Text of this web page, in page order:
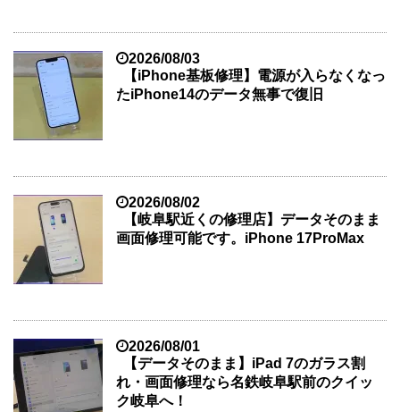
2026/08/03
【iPhone基板修理】電源が入らなくなっ
たiPhone14のデータ無事で復旧
2026/08/02
【岐阜駅近くの修理店】データそのまま
画面修理可能です。iPhone 17ProMax
2026/08/01
【データそのまま】iPad 7のガラス割
れ・画面修理なら名鉄岐阜駅前のクイッ
ク岐阜へ！